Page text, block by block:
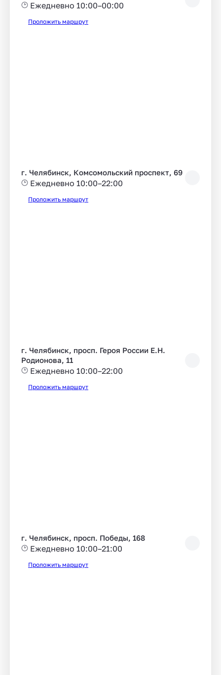
Ежедневно 10:00–00:00
Проложить маршрут
г. Челябинск, Комсомольский проспект, 69
Ежедневно 10:00–22:00
Проложить маршрут
г. Челябинск, просп. Героя России Е.Н.
Родионова, 11
Ежедневно 10:00–22:00
Проложить маршрут
г. Челябинск, просп. Победы, 168
Ежедневно 10:00–21:00
Проложить маршрут